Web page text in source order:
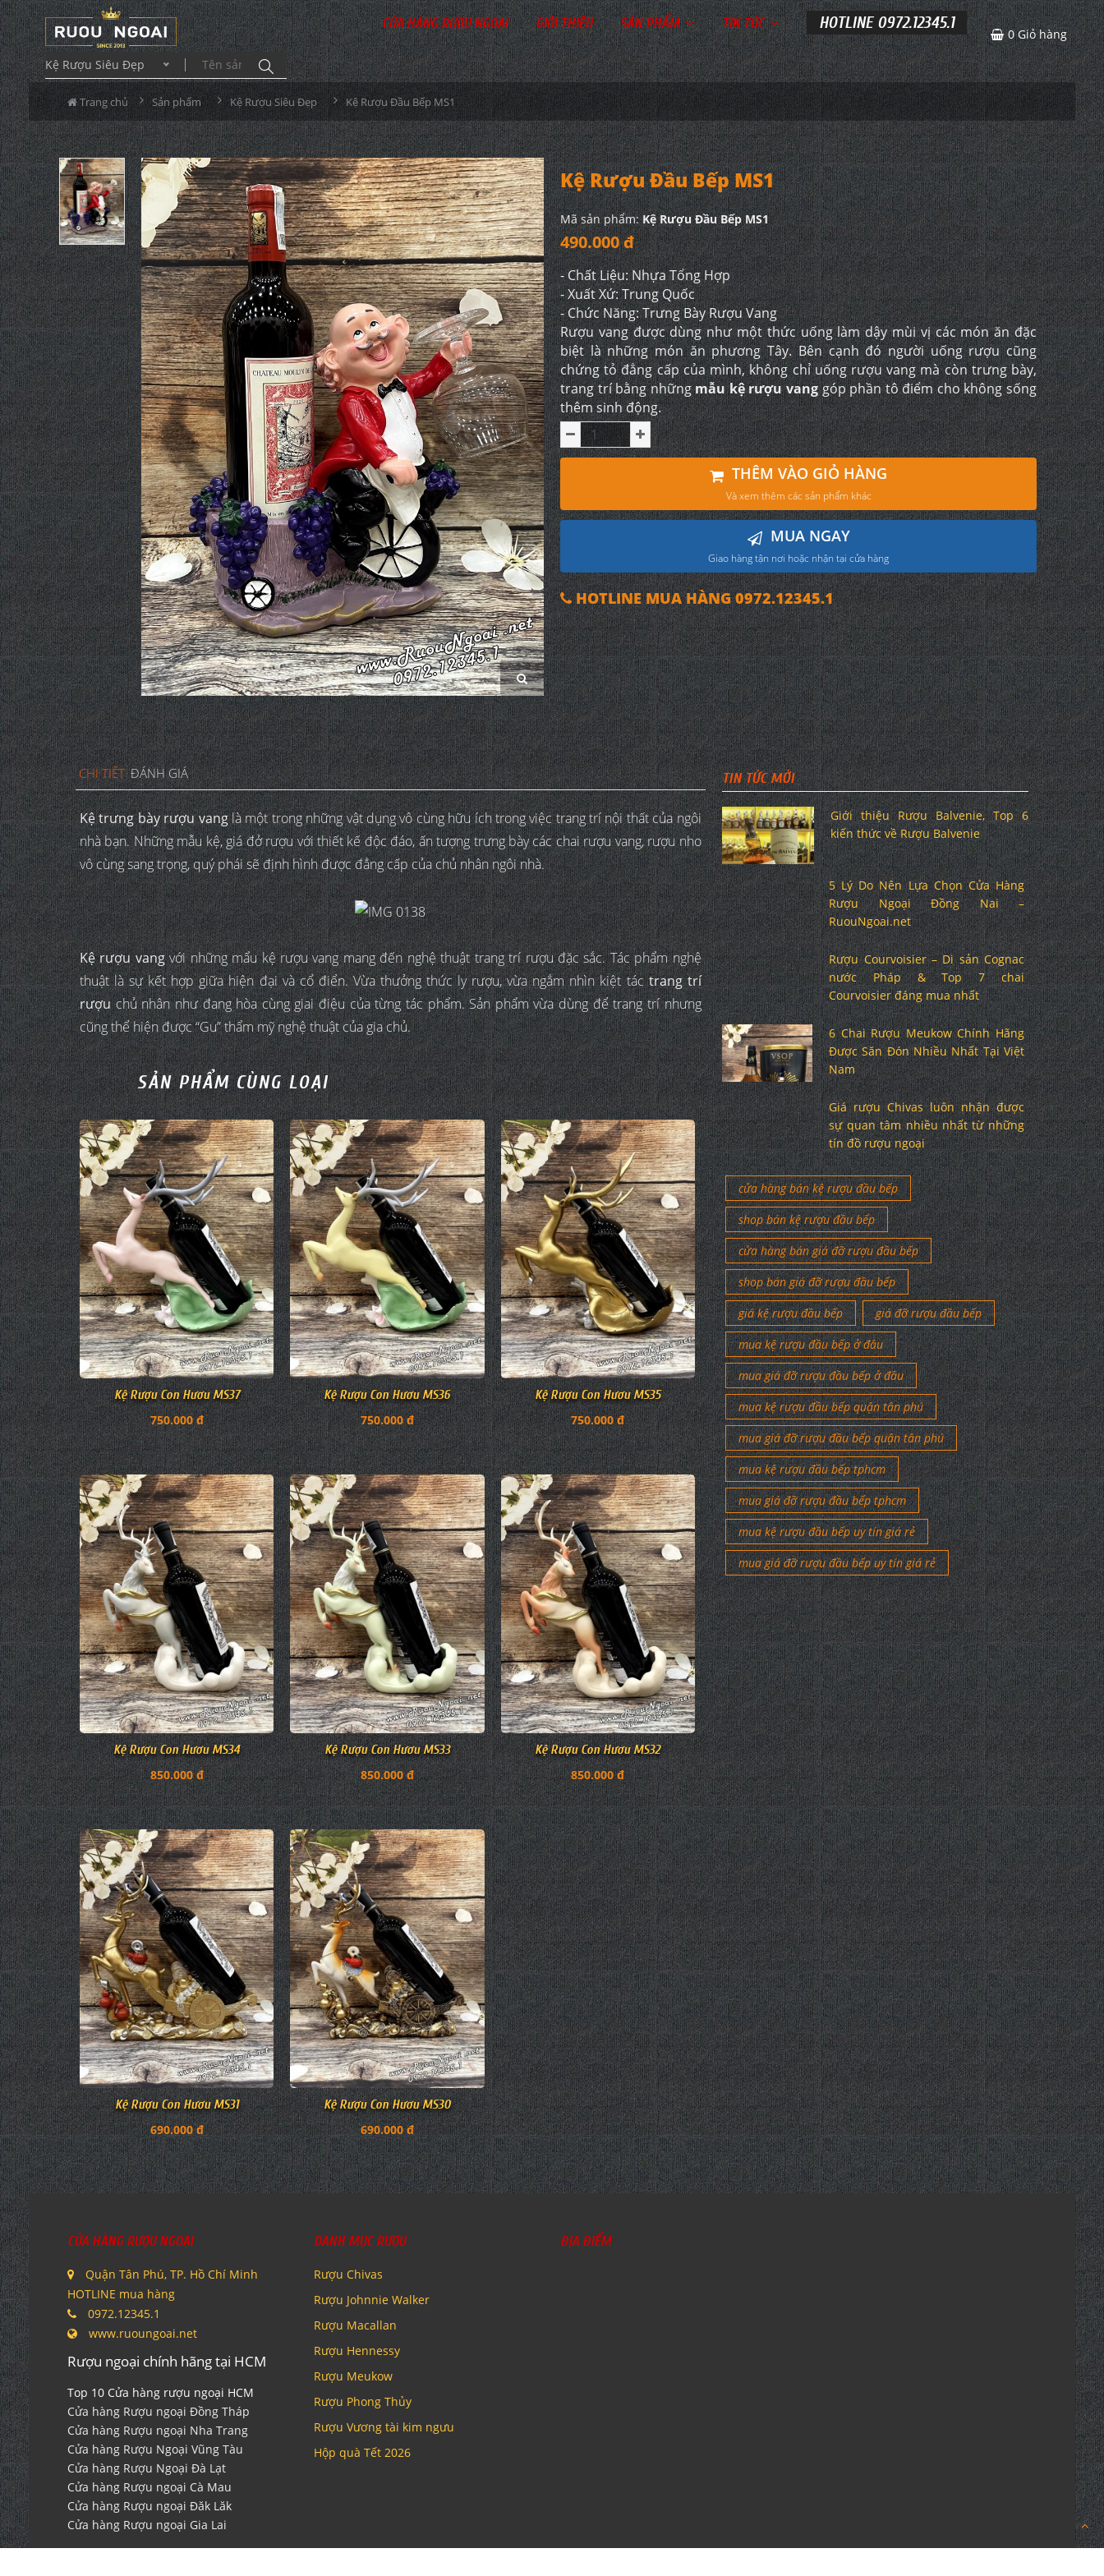
Kệ Rượu Siêu Đẹp
CỬA HÀNG RƯỢU NGOẠI GIỚI THIỆU SẢN PHẨM TIN TỨC HOTLINE 0972.12345.1
0 Giỏ hàng
Trang chủ Sản phẩm Kệ Rượu Siêu Đẹp Kệ Rượu Đầu Bếp MS1
Kệ Rượu Đầu Bếp MS1
Mã sản phẩm:Kệ Rượu Đầu Bếp MS1
490.000 đ
- Chất Liệu: Nhựa Tổng Hợp
- Xuất Xứ: Trung Quốc
- Chức Năng: Trưng Bày Rượu Vang
Rượu vang được dùng như một thức uống làm dậy mùi vị các món ăn đặc
biệt là những món ăn phương Tây. Bên cạnh đó người uống rượu cũng
chứng tỏ đẳng cấp của mình, không chỉ uống rượu vang mà còn trưng bày,
trang trí bằng nhữngmẫu kệ rượu vanggóp phần tô điểm cho không sống
thêm sinh động.
THÊM VÀO GIỎ HÀNG
Và xem thêm các sản phẩm khác
MUA NGAY
Giao hàng tận nơi hoặc nhận tại cửa hàng
HOTLINE MUA HÀNG 0972.12345.1
CHI TIẾT ĐÁNH GIÁ
Kệ trưng bày rượu vanglà một trong những vật dụng vô cùng hữu ích trong việc trang trí nội thất của ngôi
nhà bạn. Những mẫu kệ, giá đở rượu với thiết kế độc đáo, ấn tượng trưng bày các chai rượu vang, rượu nho
vô cùng sang trọng, quý phái sẽ định hình được đẳng cấp của chủ nhân ngôi nhà.
Kệ rượu vangvới những mẩu kệ rượu vang mang đến nghệ thuật trang trí rượu đặc sắc. Tác phẩm nghệ
thuật là sự kết hợp giữa hiện đại và cổ điển. Vừa thưởng thức ly rượu, vừa ngắm nhìn kiệt táctrang trí
rượuchủ nhân như đang hòa cùng giai điệu của từng tác phẩm. Sản phẩm vừa dùng để trang trí nhưng
cũng thể hiện được “Gu” thẩm mỹ nghệ thuật của gia chủ.
SẢN PHẨM CÙNG LOẠI
Kệ Rượu Con Hươu MS37
750.000 đ
Kệ Rượu Con Hươu MS36
750.000 đ
Kệ Rượu Con Hươu MS35
750.000 đ
Kệ Rượu Con Hươu MS34
850.000 đ
Kệ Rượu Con Hươu MS33
850.000 đ
Kệ Rượu Con Hươu MS32
850.000 đ
Kệ Rượu Con Hươu MS31
690.000 đ
Kệ Rượu Con Hươu MS30
690.000 đ
TIN TỨC MỚI
Giới thiệu Rượu Balvenie, Top 6
kiến thức về Rượu Balvenie
5 Lý Do Nên Lựa Chọn Cửa Hàng
Rượu Ngoại Đồng Nai –
RuouNgoai.net
Rượu Courvoisier – Di sản Cognac
nước Pháp & Top 7 chai
Courvoisier đáng mua nhất
6 Chai Rượu Meukow Chính Hãng
Được Săn Đón Nhiều Nhất Tại Việt
Nam
Giá rượu Chivas luôn nhận được
sự quan tâm nhiều nhất từ những
tín đồ rượu ngoại
cửa hàng bán kệ rượu đầu bếp
shop bán kệ rượu đầu bếp
cửa hàng bán giá đỡ rượu đầu bếp
shop bán giá đỡ rượu đầu bếp
giá kệ rượu đầu bếp
giá đỡ rượu đầu bếp
mua kệ rượu đầu bếp ở đâu
mua giá đỡ rượu đầu bếp ở đâu
mua kệ rượu đầu bếp quận tân phú
mua giá đỡ rượu đầu bếp quận tân phú
mua kệ rượu đầu bếp tphcm
mua giá đỡ rượu đầu bếp tphcm
mua kệ rượu đầu bếp uy tín giá rẻ
mua giá đỡ rượu đầu bếp uy tín giá rẻ
CỬA HÀNG RƯỢU NGOẠI
Quận Tân Phú, TP. Hồ Chí Minh
HOTLINE mua hàng
0972.12345.1
www.ruoungoai.net
Rượu ngoại chính hãng tại HCM
Top 10 Cửa hàng rượu ngoại HCM
Cửa hàng Rượu ngoại Đồng Tháp
Cửa hàng Rượu ngoại Nha Trang
Cửa hàng Rượu Ngoại Vũng Tàu
Cửa hàng Rượu Ngoại Đà Lạt
Cửa hàng Rượu ngoại Cà Mau
Cửa hàng Rượu ngoại Đăk Lăk
Cửa hàng Rượu ngoại Gia Lai
DANH MỤC RƯỢU
Rượu Chivas
Rượu Johnnie Walker
Rượu Macallan
Rượu Hennessy
Rượu Meukow
Rượu Phong Thủy
Rượu Vương tài kim ngưu
Hộp quà Tết 2026
ĐỊA ĐIỂM